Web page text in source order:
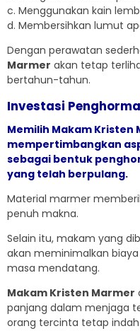
c. Menggunakan kain
d. Membersihkan lumut
Dengan perawatan
Marmer akan tetap
bertahun-tahun.
Investasi
Memilih Makam Kristen
mempertimbangkan
sebagai bentuk
yang telah berpulang.
Material marmer
penuh makna.
Selain itu, makam yang
akan meminimalkan
masa mendatang.
Makam Kristen Marmer
panjang dalam menjaga
orang tercinta tetap